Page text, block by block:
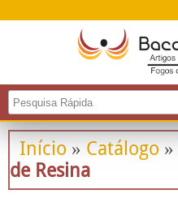
Início » Catálogo »
de Resina